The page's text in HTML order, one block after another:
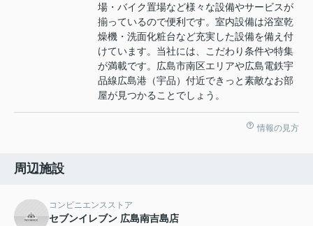
場・バイク置場など様々な設備やサービスが
揃っているので便利です。室内設備は浴室乾
燥機・洗面化粧台など充実した設備を備え付
けています。当社には、こだわり条件や特集
が満載です。広島市南区エリアや広島電鉄宇
品線広島港（宇品）付近できっと素敵なお部
屋が見つかることでしょう。
情報の見方
周辺施設
コンビニエンスストア
セブンイレブン 広島南吉島店